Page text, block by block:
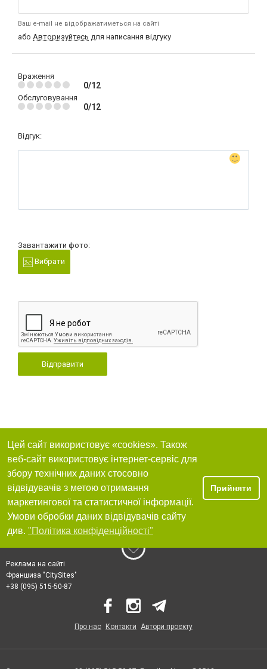
Ваш e-mail не відображатиметься на сайті
або Авторизуйтесь для написання відгуку
Враження
0/12
Обслуговування
0/12
Відгук:
Завантажити фото:
Вибрати
Відправити
Цей сайт використовує «cookies». Також
веб-сайт використовує інтернет-сервіс для
збору технічних даних стосовно
відвідувачів з метою отримання
маркетингової та статистичної інформації.
Умови обробки даних відвідувачів сайту
див. "Політика конфіденційності"
Прийняти
Реклама на сайті
Франшиза "CitySites"
+38 (095) 515-50-87
Про нас Контакти Автори проєкту